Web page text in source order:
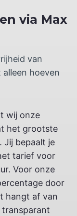
via Max
van
hoeven
wij onze
het grootste
Jij bepaalt je
tarief voor
Voor onze
door
hangt af van